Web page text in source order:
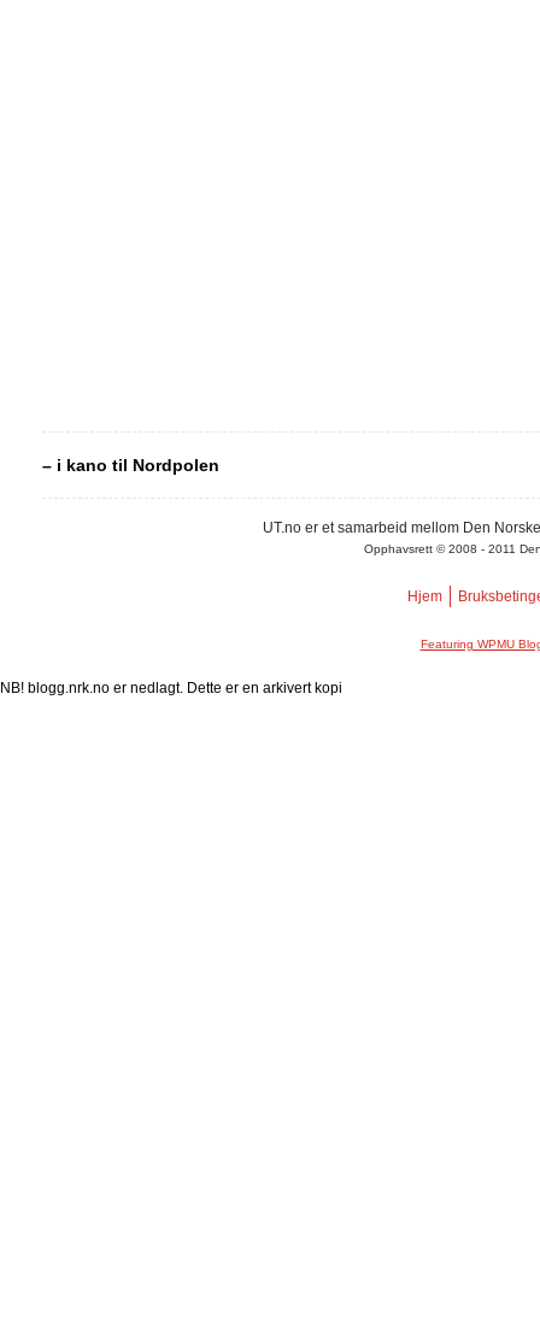
– i kano til Nordpolen
UT.no er et samarbeid mellom Den
Opphavsrett © 2008 - 2011
Hjem
Featuring WPMU
NB! blogg.nrk.no er nedlagt. Dette er en arkivert kopi